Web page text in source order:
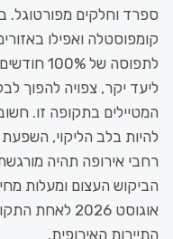
ספרד וחלקים מפורטוגל.
קומפוסטלה ואפילו
לתפוסה
ליעד יקר, צפויה להפוך
המטיילים בתקופה זו.
להיות בלב הליקוי,
רחבי אירופה תהיה
הביקוש העצום ומעלות
אוגוסט 2026
התיירות האירופית.